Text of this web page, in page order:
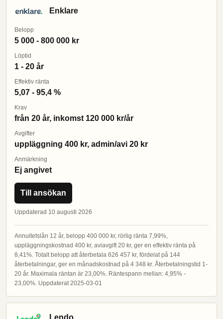
Enklare
Belopp
5 000 - 800 000 kr
Löptid
1 - 20 år
Effektiv ränta
5,07 - 95,4 %
Krav
från 20 år, inkomst 120 000 kr/år
Avgifter
uppläggning 400 kr, admin/avi 20 kr
Anmärkning
Ej angivet
Till ansökan
Uppdaterad 10 augusti 2026
Annuitetslån 12 år, belopp 400 000 kr, rörlig ränta 7,99%,
uppläggningskostnad 400 kr, aviavgift 20 kr, ger en effektiv ränta på
8,41%. Totalt belopp att återbetala 626 457 kr, fördelat på 144
återbetalningar, ger en månadskostnad på 4 348 kr. Återbetalningstid 1-
20 år. Maximala räntan är 23,00%. Räntespann mellan: 4,95% -
23,00%. Uppdaterat 2025-03-01